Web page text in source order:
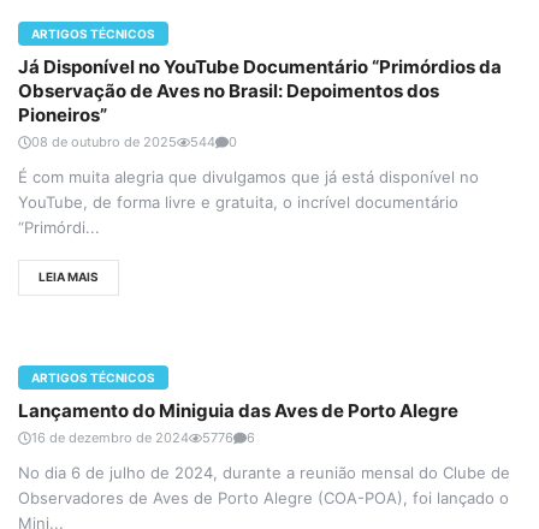
ARTIGOS TÉCNICOS
Já Disponível no YouTube Documentário “Primórdios da
Observação de Aves no Brasil: Depoimentos dos
Pioneiros”
08 de outubro de 2025 544 0
É com muita alegria que divulgamos que já está disponível no
YouTube, de forma livre e gratuita, o incrível documentário
“Primórdi...
LEIA MAIS
ARTIGOS TÉCNICOS
Lançamento do Miniguia das Aves de Porto Alegre
16 de dezembro de 2024 5776 6
No dia 6 de julho de 2024, durante a reunião mensal do Clube de
Observadores de Aves de Porto Alegre (COA-POA), foi lançado o
Mini...